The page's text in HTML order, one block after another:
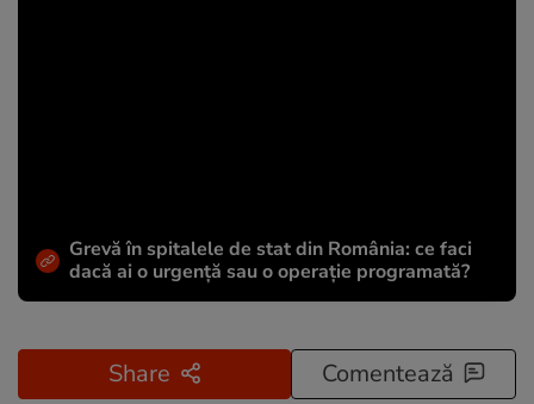
Grevă în spitalele de stat din România: ce faci
dacă ai o urgență sau o operație programată?
Share Comentează